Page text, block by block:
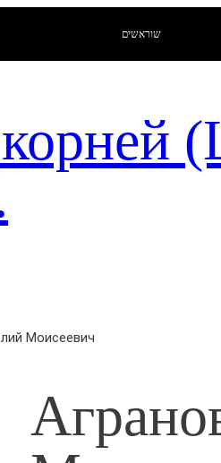
שוראשים
Моисеевич